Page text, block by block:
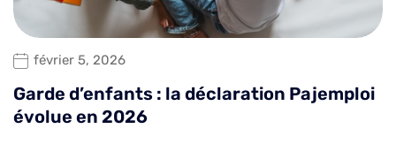
février 5, 2026
Garde d’enfants : la déclaration Pajemploi
évolue en 2026